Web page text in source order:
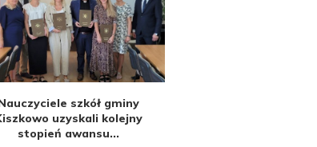
szkół gminy
uzyskali kolejny
stopień awansu...